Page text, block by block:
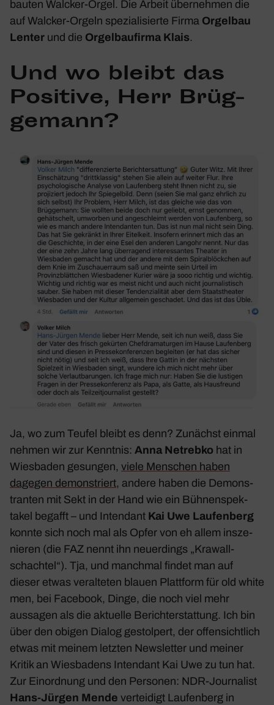
bauten Walcker-Orgel. Die Arbeit über­nehmen die
auf Walcker-Orgeln spezia­li­sierte Firma Orgelbau
Lenter und die Orgel­bau­firma Klais.
Und wo bleibt das
Posi­tive, Herr Brüg­
ge­mann?
Ja, wo zum Teufel bleibt es denn? Zunächst einmal
nehmen wir zur Kenntnis: Anna Netrebko hat in
Wies­baden gesungen, viele Menschen haben
dagegen demons­triert, andere haben die Demons­
tranten mit Sekt in der Hand wie ein Bühnen­spek­
takel begafft – und Inten­dant Kai Uwe Laufen­berg
konnte sich noch mal als Opfer von eh allem insze­
nieren (die FAZ nennt ihn neuer­dings „Krawall­
schachtel“). Tja, und manchmal findet man auf
dieser etwas veral­teten blauen Platt­form für old white
men, bei Face­book, Dinge, die noch viel mehr
aussagen als die aktu­elle Bericht­erstat­tung. Ich bin
über den obigen Dialog gestol­pert, der offen­sicht­lich
etwas mit meinem letzten News­letter und meiner
Kritik an Wies­ba­dens Inten­dant Kai Uwe zu tun hat.
Zur Einord­nung und den Personen: NDR-Jour­na­list
Hans-Jürgen Mende vertei­digt Laufen­berg in